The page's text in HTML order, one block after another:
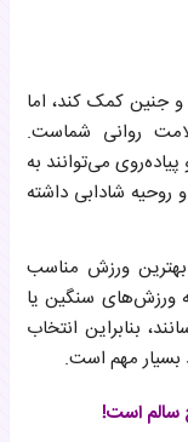
جنین کمک کند، اما
روانی شماست.
می‌توانند به
روحیه شادابی داشته
ورزش مناسب
ورزش‌های سنگین یا
بنابراین انتخاب
مهم است.